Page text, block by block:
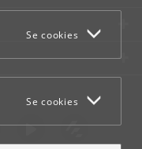
du finder i
Se cookies
Se cookies